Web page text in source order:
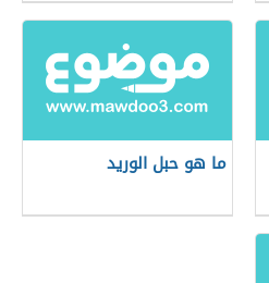
ما هو حبل الوريد